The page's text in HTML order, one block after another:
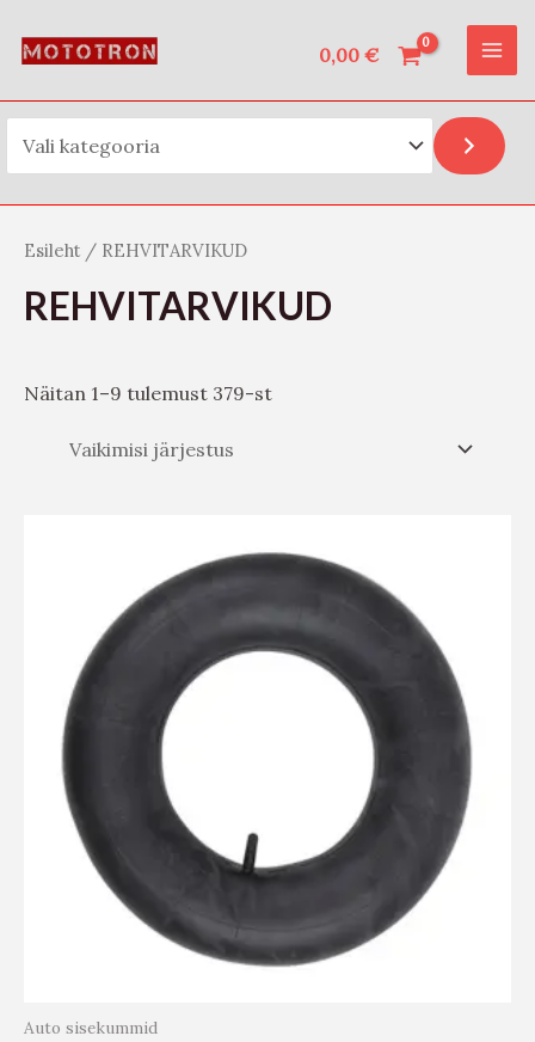
0,00 €
t
s
Esileht / REHVITARVIKUD
REHVITARVIKUD
Näitan 1–9 tulemust 379-st
Auto sisekummid